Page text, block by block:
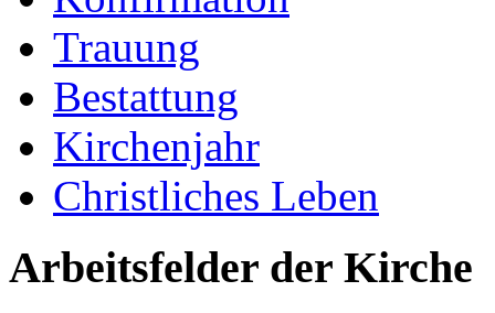
Trauung
Bestattung
Kirchenjahr
Christliches Leben
Arbeitsfelder der Kirche